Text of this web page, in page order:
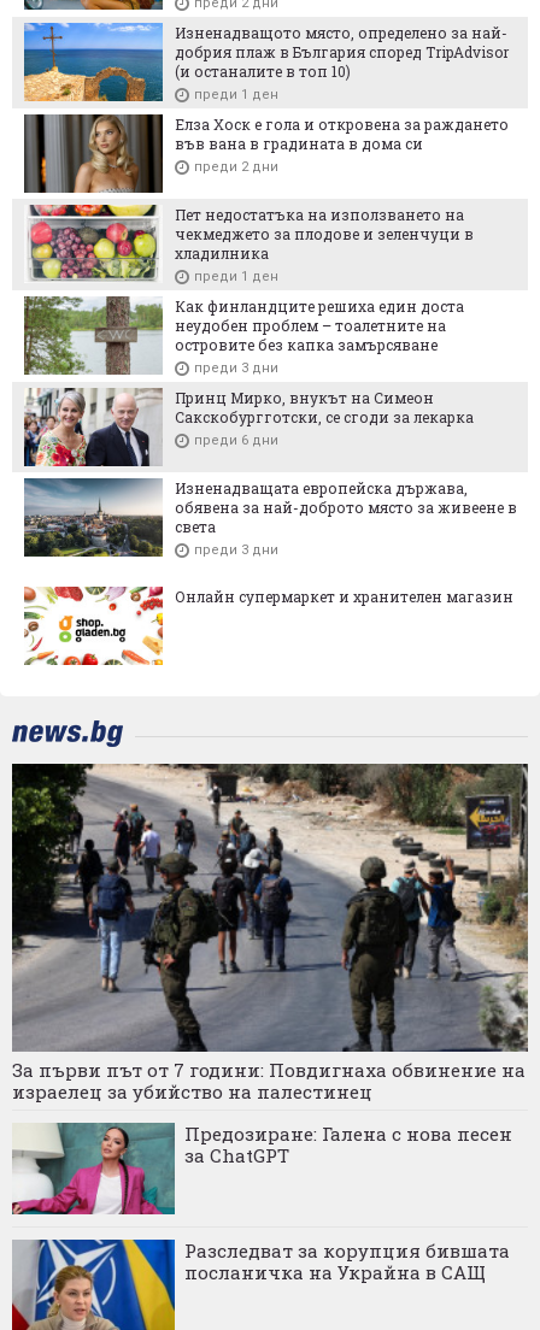
Изненадващото място, определено за най-
добрия плаж в България според TripAdvisor
(и останалите в топ 10)
преди 1 ден
Елза Хоск е гола и откровена за раждането
във вана в градината в дома си
преди 2 дни
Пет недостатъка на използването на
чекмеджето за плодове и зеленчуци в
хладилника
преди 1 ден
Как финландците решиха един доста
неудобен проблем – тоалетните на
островите без капка замърсяване
преди 3 дни
Принц Мирко, внукът на Симеон
Сакскобургготски, се сгоди за лекарка
преди 6 дни
Изненадващата европейска държава,
обявена за най-доброто място за живеене в
света
преди 3 дни
Онлайн супермаркет и хранителен магазин
За първи път от 7 години: Повдигнаха обвинение на
израелец за убийство на палестинец
Предозиране: Галена с нова песен
за ChatGPT
Разследват за корупция бившата
посланичка на Украйна в САЩ